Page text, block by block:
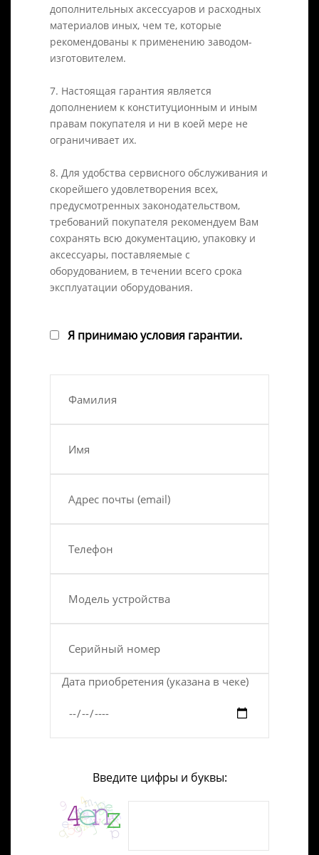
дополнительных аксессуаров и расходных
материалов иных, чем те, которые
рекомендованы к применению заводом-
изготовителем.
7. Настоящая гарантия является
дополнением к конституционным и иным
правам покупателя и ни в коей мере не
ограничивает их.
8. Для удобства сервисного обслуживания и
скорейшего удовлетворения всех,
предусмотренных законодательством,
требований покупателя рекомендуем Вам
сохранять всю документацию, упаковку и
аксессуары, поставляемые с
оборудованием, в течении всего срока
эксплуатации оборудования.
Я принимаю условия гарантии.
Дата приобретения (указана в чеке)
Введите цифры и буквы: